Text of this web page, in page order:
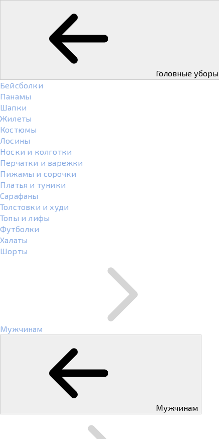
Головные уборы
Бейсболки
Панамы
Шапки
Жилеты
Костюмы
Лосины
Носки и колготки
Перчатки и варежки
Пижамы и сорочки
Платья и туники
Сарафаны
Толстовки и худи
Топы и лифы
Футболки
Халаты
Шорты
Мужчинам
Мужчинам